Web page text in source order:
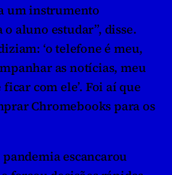
um instrumento
o aluno estudar”, disse.
‘o telefone é meu,
as notícias, meu
com ele’. Foi aí que
Chromebooks para os
pandemia escancarou